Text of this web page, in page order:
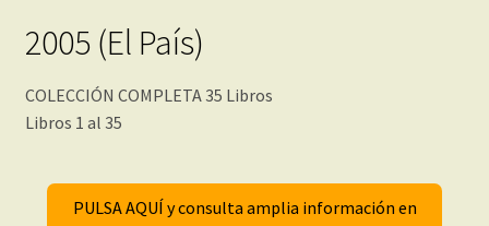
2005 (El País)
COLECCIÓN COMPLETA 35 Libros
Libros 1 al 35
PULSA AQUÍ y consulta amplia información en